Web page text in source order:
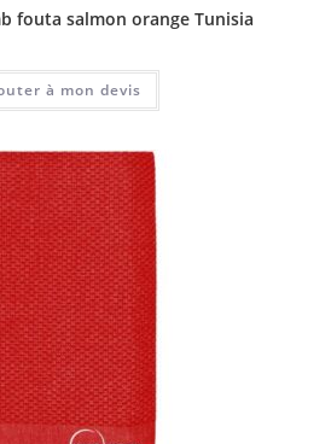
fouta salmon orange Tunisia
à mon devis